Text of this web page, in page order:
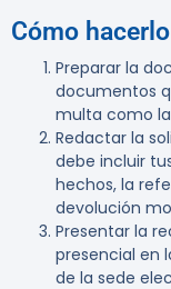
Cómo
Preparar la
documentos
multa como la
Redactar la
debe incluir
hechos, la
devolución
Presentar la
presencial en
de la sede